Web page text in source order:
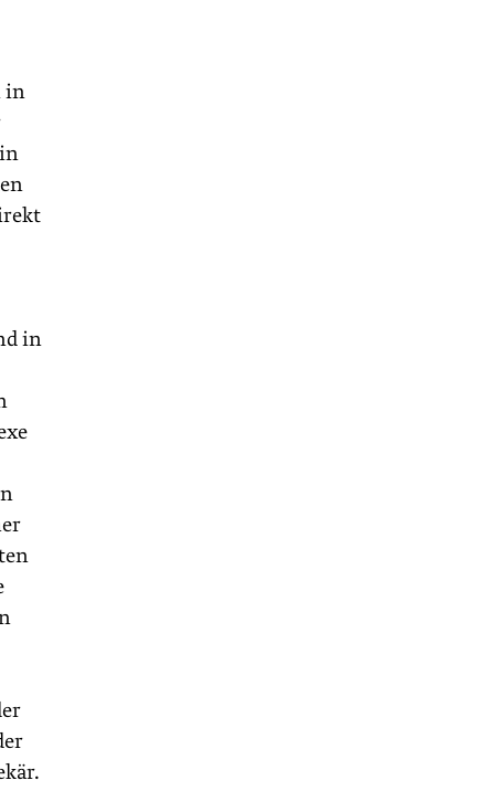
in
in